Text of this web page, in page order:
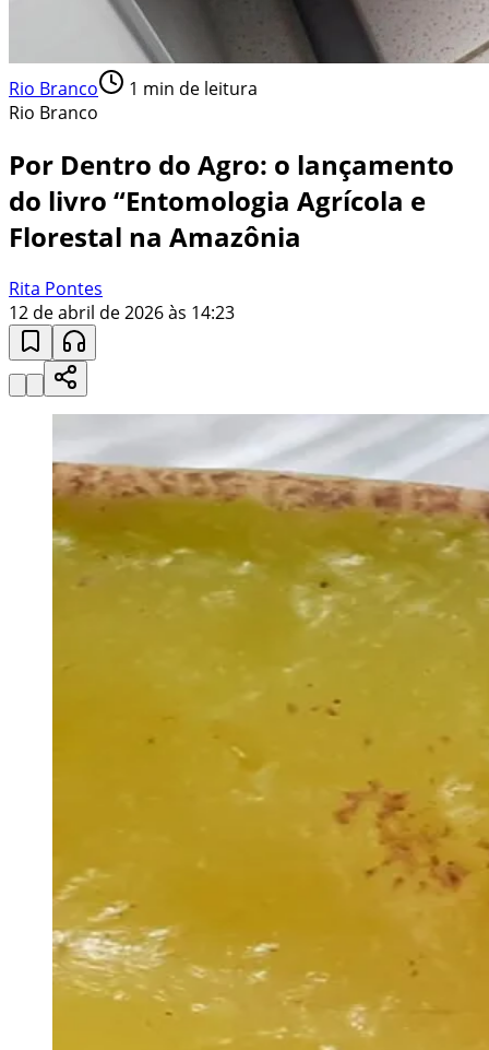
Rio Branco 1 min de leitura
Rio Branco
Por Dentro do Agro: o lançamento
do livro “Entomologia Agrícola e
Florestal na Amazônia
Rita Pontes
12 de abril de 2026 às 14:23